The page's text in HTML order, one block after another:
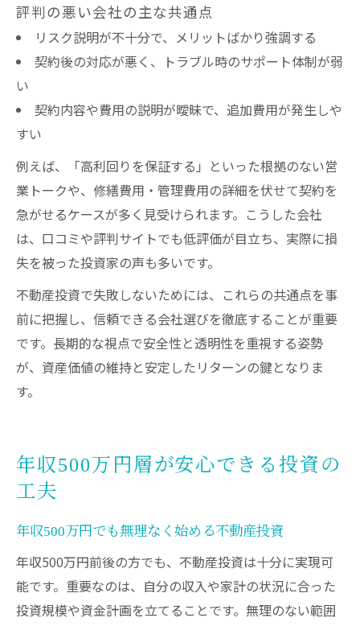
評判の悪い会社の主な共通点
リスク説明が不十分で、メリットばかり強調する
契約後の対応が悪く、トラブル時のサポート体制が弱
い
契約内容や費用の説明が曖昧で、追加費用が発生しや
すい
例えば、「高利回りを保証する」といった根拠のない営
業トークや、修繕費用・管理費用の詳細を伏せて契約を
急がせるケースが多く見受けられます。こうした会社
は、口コミや評判サイトでも低評価が目立ち、実際に損
失を被った投資家の声も多いです。
不動産投資で失敗しないためには、これらの共通点を事
前に把握し、信頼できる会社選びを徹底することが重要
です。長期的な視点で安全性と透明性を重視する姿勢
が、資産価値の維持と安定したリターンの鍵となりま
す。
年収500万円層が安心できる投資の
工夫
年収500万円でも無理なく始める不動産投資
年収500万円前後の方でも、不動産投資は十分に実現可
能です。重要なのは、自分の収入や家計の状況に合った
投資規模や資金計画を立てることです。無理のない範囲